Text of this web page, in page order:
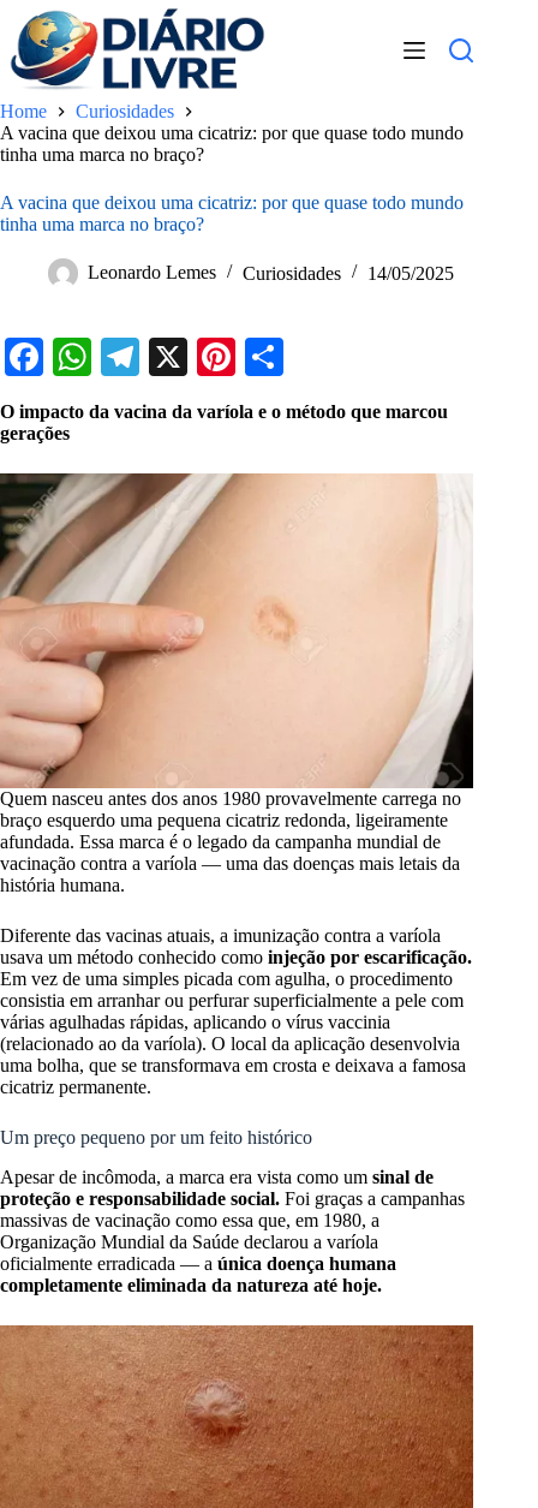
para
conteúdo
Home
Curiosidades
A vacina que deixou uma cicatriz: por que quase todo mundo
tinha uma marca no braço?
A vacina que deixou uma cicatriz: por que quase todo mundo
tinha uma marca no braço?
Leonardo Lemes Curiosidades 14/05/2025
Fa
ce
bo
ok
W
ha
A
pp
Te
le
a
m
X
Pi
nt
es
ha
O impacto da vacina da varíola e o método que marcou
gerações
Quem nasceu antes dos anos 1980 provavelmente carrega no
braço esquerdo uma pequena cicatriz redonda, ligeiramente
afundada. Essa marca é o legado da campanha mundial de
vacinação contra a varíola — uma das doenças mais letais da
história humana.
Diferente das vacinas atuais, a imunização contra a varíola
usava um método conhecido como injeção por escarificação.
Em vez de uma simples picada com agulha, o procedimento
consistia em arranhar ou perfurar superficialmente a pele com
várias agulhadas rápidas, aplicando o vírus vaccinia
(relacionado ao da varíola). O local da aplicação desenvolvia
uma bolha, que se transformava em crosta e deixava a famosa
cicatriz permanente.
Um preço pequeno por um feito histórico
Apesar de incômoda, a marca era vista como um sinal de
proteção e responsabilidade social. Foi graças a campanhas
massivas de vacinação como essa que, em 1980, a
Organização Mundial da Saúde declarou a varíola
oficialmente erradicada — a única doença humana
completamente eliminada da natureza até hoje.